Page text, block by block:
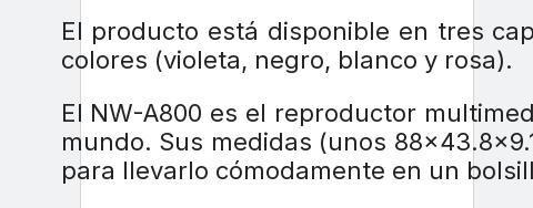
El producto está disponible en tres
colores (violeta, negro, blanco y rosa).
El NW-A800 es el reproductor
mundo. Sus medidas (unos
para llevarlo cómodamente en un